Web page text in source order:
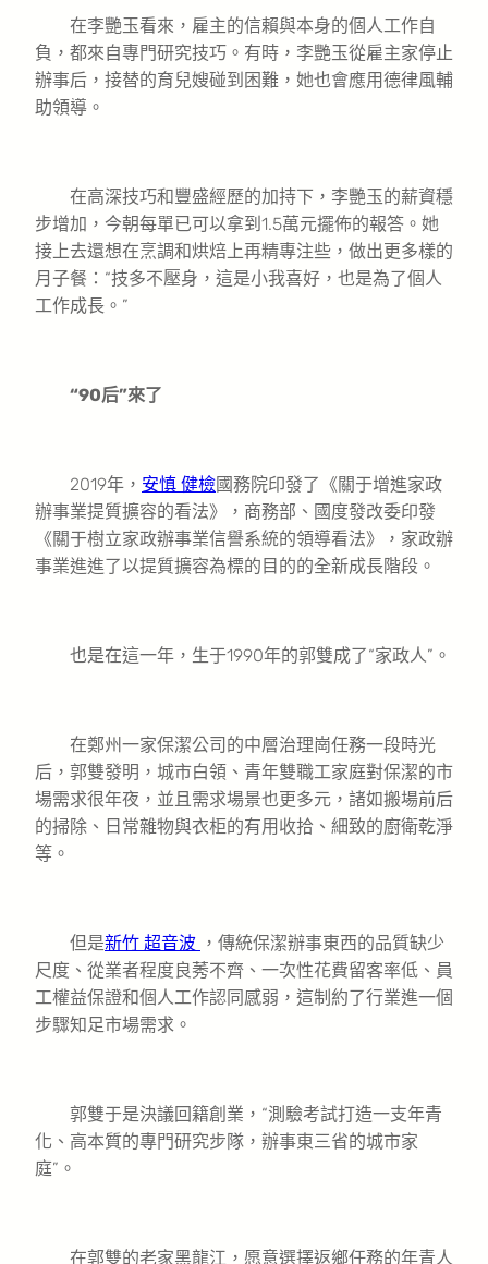
在李艷玉看來，雇主的信賴與本身的個人工作自
負，都來自專門研究技巧。有時，李艷玉從雇主家停止
辦事后，接替的育兒嫂碰到困難，她也會應用德律風輔
助領導。
在高深技巧和豐盛經歷的加持下，李艷玉的薪資穩
步增加，今朝每單已可以拿到1.5萬元擺佈的報答。她
接上去還想在烹調和烘焙上再精專注些，做出更多樣的
月子餐：“技多不壓身，這是小我喜好，也是為了個人
工作成長。”
“90后”來了
2019年， 安慎 健檢國務院印發了《關于增進家政
辦事業提質擴容的看法》，商務部、國度發改委印發
《關于樹立家政辦事業信譽系統的領導看法》，家政辦
事業進進了以提質擴容為標的目的的全新成長階段。
也是在這一年，生于1990年的郭雙成了“家政人”。
在鄭州一家保潔公司的中層治理崗任務一段時光
后，郭雙發明，城市白領、青年雙職工家庭對保潔的市
場需求很年夜，並且需求場景也更多元，諸如搬場前后
的掃除、日常雜物與衣柜的有用收拾、細致的廚衛乾淨
等。
但是新竹 超音波 ，傳統保潔辦事東西的品質缺少
尺度、從業者程度良莠不齊、一次性花費留客率低、員
工權益保證和個人工作認同感弱，這制約了行業進一個
步驟知足市場需求。
郭雙于是決議回籍創業，“測驗考試打造一支年青
化、高本質的專門研究步隊，辦事東三省的城市家
庭”。
在郭雙的老家黑龍江，愿意選擇返鄉任務的年青人